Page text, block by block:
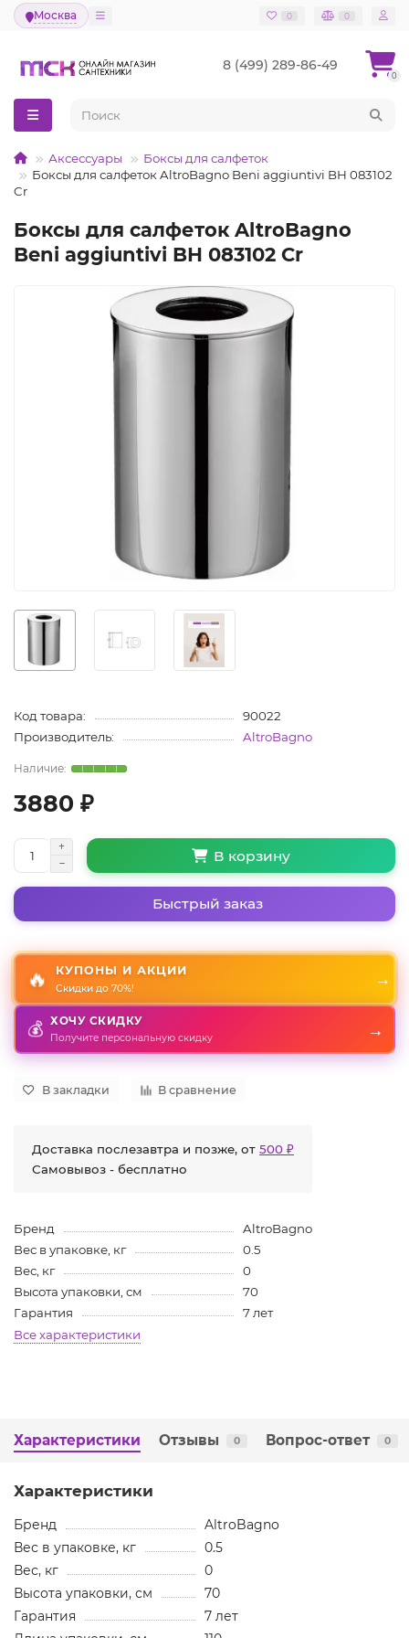
Москва 0 0
8 (499) 289-86-49
0
Аксессуары
Боксы для салфеток
Боксы для салфеток AltroBagno Beni aggiuntivi BH 083102
Cr
Боксы для салфеток AltroBagno
Beni aggiuntivi BH 083102 Cr
Код товара:
90022
Производитель:
AltroBagno
3880 ₽
В корзину
Быстрый заказ
🔥 КУПОНЫ И АКЦИИ
Скидки до 70%!
→
💰 ХОЧУ СКИДКУ
Получите персональную скидку →
В закладки В сравнение
Доставка послезавтра и позже, от 500 ₽
Самовывоз - бесплатно
Бренд
AltroBagno
Вес в упаковке, кг
0.5
Вес, кг
0
Высота упаковки, см
70
Гарантия
7 лет
Все характеристики
Характеристики Отзывы 0 Вопрос-ответ 0
Характеристики
Бренд
AltroBagno
Вес в упаковке, кг
0.5
Вес, кг
0
Высота упаковки, см
70
Гарантия
7 лет